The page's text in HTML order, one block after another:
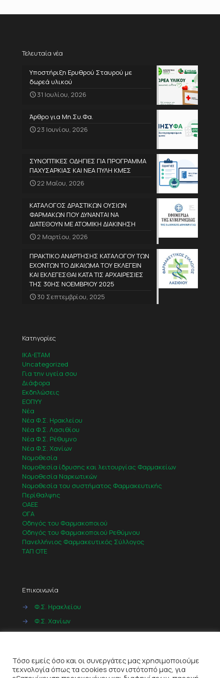
Τελευταία νέα
Υποστήριξη Ερυθρού Σταυρού με
δωρεά υλικού
31 Ιουλίου, 2026
Άρθρο για Μη.Συ.Φα.
23 Ιουνίου, 2026
ΣΥΝΟΠΤΙΚΕΣ ΟΔΗΓΙΕΣ ΓΙΑ ΠΡΟΓΡΑΜΜΑ
ΠΑΧΥΣΑΡΚΙΑΣ ΚΑΙ ΝΕΑ ΠΥΛΗ ΚΜΕΣ
22 Μαΐου, 2026
ΚΑΤΑΛΟΓΟΣ ΔΡΑΣΤΙΚΩΝ ΟΥΣΙΩΝ
ΦΑΡΜΑΚΩΝ ΠΟΥ ΔΥΝΑΝΤΑΙ ΝΑ
ΔΙΑΤΕΘΟΥΝ ΜΕ ΑΤΟΜΙΚΗ ΔΙΑΚΙΝΗΣΗ
2 Μαρτίου, 2026
ΠΡΑΚΤΙΚΟ ΑΝΑΡΤΗΣΗΣ ΚΑΤΑΛΟΓΟΥ ΤΩΝ
ΕΧΟΝΤΩΝ ΤΟ ΔΙΚΑΙΩΜΑ ΤΟΥ ΕΚΛΕΓΕΙΝ
ΚΑΙ ΕΚΛΕΓΕΣΘΑΙ ΚΑΤΑ ΤΙΣ ΑΡΧΑΙΡΕΣΙΕΣ
ΤΗΣ 30ΗΣ ΝΟΕΜΒΡΙΟΥ 2025
30 Σεπτεμβρίου, 2025
Κατηγορίες
IKA-ETAM
Uncategorized
Για την υγεία σου
Διάφορα
Εκδηλώσεις
ΕΟΠΥΥ
Νέα
Νέα Φ.Σ. Ηρακλείου
Νέα Φ.Σ. Λασιθίου
Νέα Φ.Σ. Ρέθυμνο
Νέα Φ.Σ. Χανίων
Νομοθεσία
Νομοθεσία ίδρυσης και λειτουργίας Φαρμακείων
Νομοθεσία Ναρκωτικών
Νομοθεσία του συστήματος Φαρμακευτικής
Περίθαλψης
ΟΑΕΕ
ΟΓΑ
Οδηγός του Φαρμακοποιού
Οδηγός του Φαρμακοποιού Ρεθύμνου
Πανελλήνιος Φαρμακευτικός Σύλλογος
ΤΑΠ ΟΤΕ
Επικοινωνία
→
Φ.Σ. Ηρακλείου
→
Φ.Σ. Χανίων
Τόσο εμείς όσο και οι συνεργάτες μας χρησιμοποιούμε
τεχνολογία όπως τα cookies στον ιστότοπό μας, για